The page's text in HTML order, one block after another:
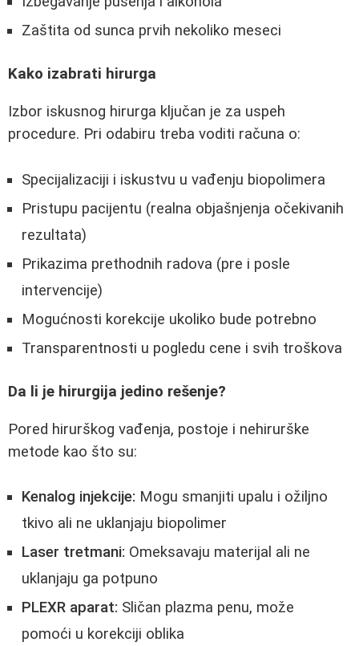
Zaštita od sunca prvih nekoliko meseci
Kako izabrati hirurga
Izbor iskusnog hirurga ključan je za uspeh
procedure. Pri odabiru treba voditi računa o:
Specijalizaciji i iskustvu u vađenju biopolimera
Pristupu pacijentu (realna objašnjenja očekivanih
rezultata)
Prikazima prethodnih radova (pre i posle
intervencije)
Mogućnosti korekcije ukoliko bude potrebno
Transparentnosti u pogledu cene i svih troškova
Da li je hirurgija jedino rešenje?
Pored hirurškog vađenja, postoje i nehirurške
metode kao što su:
Kenalog injekcije: Mogu smanjiti upalu i ožiljno
tkivo ali ne uklanjaju biopolimer
Laser tretmani: Omeksavaju materijal ali ne
uklanjaju ga potpuno
PLEXR aparat: Sličan plazma penu, može
pomoći u korekciji oblika